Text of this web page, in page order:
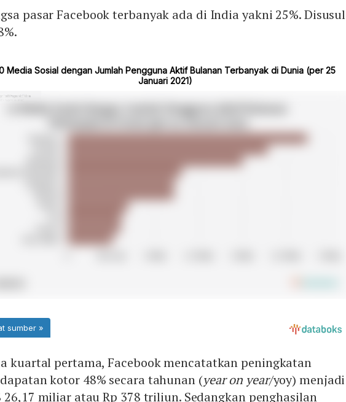
pasar Facebook terbanyak ada di India yakni 25%. Disusul
kuartal pertama, Facebook mencatatkan peningkatan
kotor 48% secara tahunan (year on year/yoy) menjadi
26,17 miliar atau Rp 378 triliun. Sedangkan penghasilan